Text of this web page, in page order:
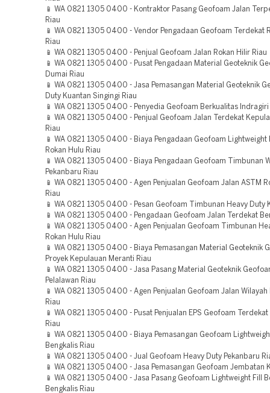
📱 WA 0821 1305 0400 - Kontraktor Pasang Geofoam Jalan
Riau
📱 WA 0821 1305 0400 - Vendor Pengadaan Geofoam Terdekat
Riau
📱 WA 0821 1305 0400 - Penjual Geofoam Jalan Rokan Hilir Riau
📱 WA 0821 1305 0400 - Pusat Pengadaan Material Geoteknik
Dumai Riau
📱 WA 0821 1305 0400 - Jasa Pemasangan Material Geoteknik
Duty Kuantan Singingi Riau
📱 WA 0821 1305 0400 - Penyedia Geofoam Berkualitas Indragiri
📱 WA 0821 1305 0400 - Penjual Geofoam Jalan Terdekat
Riau
📱 WA 0821 1305 0400 - Biaya Pengadaan Geofoam Lightweight
Rokan Hulu Riau
📱 WA 0821 1305 0400 - Biaya Pengadaan Geofoam Timbunan
Pekanbaru Riau
📱 WA 0821 1305 0400 - Agen Penjualan Geofoam Jalan ASTM
Riau
📱 WA 0821 1305 0400 - Pesan Geofoam Timbunan Heavy Duty
📱 WA 0821 1305 0400 - Pengadaan Geofoam Jalan Terdekat
📱 WA 0821 1305 0400 - Agen Penjualan Geofoam Timbunan
Rokan Hulu Riau
📱 WA 0821 1305 0400 - Biaya Pemasangan Material Geoteknik
Proyek Kepulauan Meranti Riau
📱 WA 0821 1305 0400 - Jasa Pasang Material Geoteknik
Pelalawan Riau
📱 WA 0821 1305 0400 - Agen Penjualan Geofoam Jalan Wilayah
Riau
📱 WA 0821 1305 0400 - Pusat Penjualan EPS Geofoam Terdekat
Riau
📱 WA 0821 1305 0400 - Biaya Pemasangan Geofoam
Bengkalis Riau
📱 WA 0821 1305 0400 - Jual Geofoam Heavy Duty Pekanbaru
📱 WA 0821 1305 0400 - Jasa Pemasangan Geofoam Jembatan
📱 WA 0821 1305 0400 - Jasa Pasang Geofoam Lightweight Fill
Bengkalis Riau